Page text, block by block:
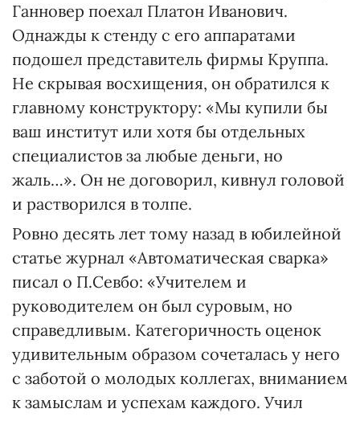
Ганновер поехал Платон Иванович.
Однажды к стенду с его аппаратами
подошел представитель фирмы Круппа.
Не скрывая восхищения, он обратился к
главному конструктору: «Мы купили бы
ваш институт или хотя бы отдельных
специалистов за любые деньги, но
жаль…». Он не договорил, кивнул головой
и растворился в толпе.
Ровно десять лет тому назад в юбилейной
статье журнал «Автоматическая сварка»
писал о П.Севбо: «Учителем и
руководителем он был суровым, но
справедливым. Категоричность оценок
удивительным образом сочеталась у него
с заботой о молодых коллегах, вниманием
к замыслам и успехам каждого. Учил